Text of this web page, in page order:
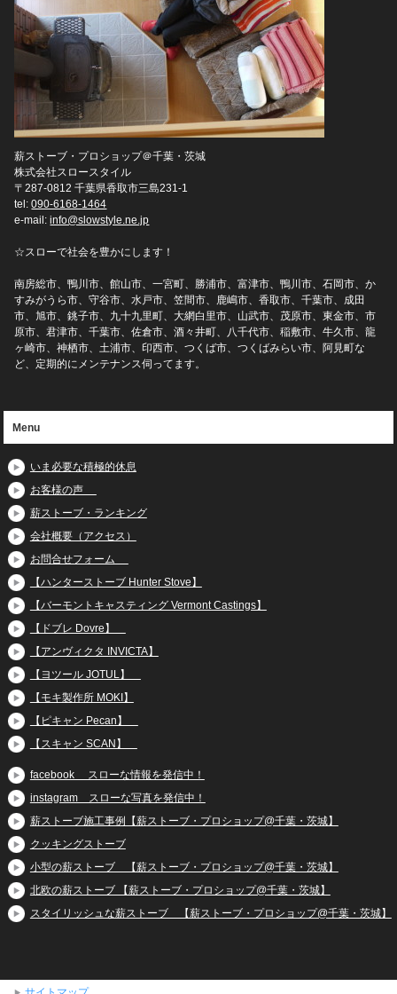
薪ストーブ・プロショップ＠千葉・茨城
株式会社スロースタイル
〒287-0812 千葉県香取市三島231-1
tel:090-6168-1464
e-mail:info@slowstyle.ne.jp
☆スローで社会を豊かにします！
南房総市、鴨川市、館山市、一宮町、勝浦市、富津市、鴨川市、石岡市、か
すみがうら市、守谷市、水戸市、笠間市、鹿嶋市、香取市、千葉市、成田
市、旭市、銚子市、九十九里町、大網白里市、山武市、茂原市、東金市、市
原市、君津市、千葉市、佐倉市、酒々井町、八千代市、稲敷市、牛久市、龍
ヶ崎市、神栖市、土浦市、印西市、つくば市、つくばみらい市、阿見町な
ど、定期的にメンテナンス伺ってます。
Menu
いま必要な積極的休息
お客様の声
薪ストーブ・ランキング
会社概要（アクセス）
お問合せフォーム
【ハンターストーブ Hunter Stove】
【バーモントキャスティング Vermont Castings】
【ドブレ Dovre】
【アンヴィクタ INVICTA】
【ヨツール JOTUL】
【モキ製作所 MOKI】
【ピキャン Pecan】
【スキャン SCAN】
facebook スローな情報を発信中！
instagram スローな写真を発信中！
薪ストーブ施工事例【薪ストーブ・プロショップ@千葉・茨城】
クッキングストーブ
小型の薪ストーブ 【薪ストーブ・プロショップ@千葉・茨城】
北欧の薪ストーブ 【薪ストーブ・プロショップ@千葉・茨城】
スタイリッシュな薪ストーブ 【薪ストーブ・プロショップ@千葉・茨城】